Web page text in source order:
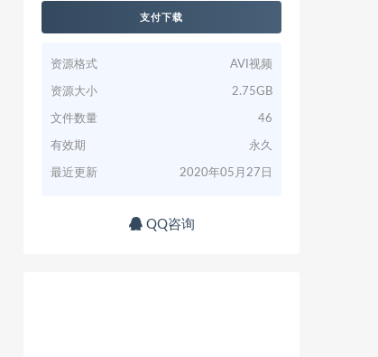
支付下载
资源格式 AVI视频
资源大小 2.75GB
文件数量 46
有效期 永久
最近更新 2020年05月27日
QQ咨询